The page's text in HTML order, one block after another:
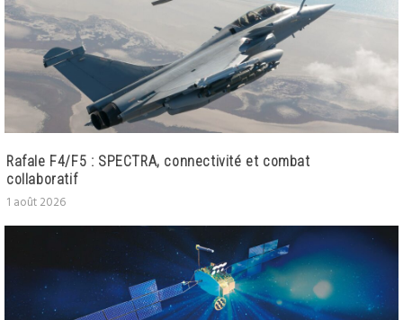
Rafale F4/F5 : SPECTRA, connectivité et combat
collaboratif
1 août 2026